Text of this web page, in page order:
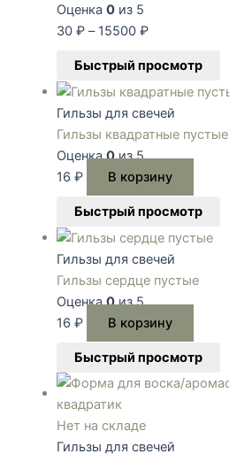
Оценка 0из 5
30 ₽ – 15500 ₽
Быстрый просмотр
Гильзы для свечей
Гильзы квадратные пустые
Оценка0из 5
16 ₽ В корзину
Быстрый просмотр
Гильзы для свечей
Гильзы сердце пустые
Оценка0из 5
16 ₽ В корзину
Быстрый просмотр
Нет на складе
Гильзы для свечей